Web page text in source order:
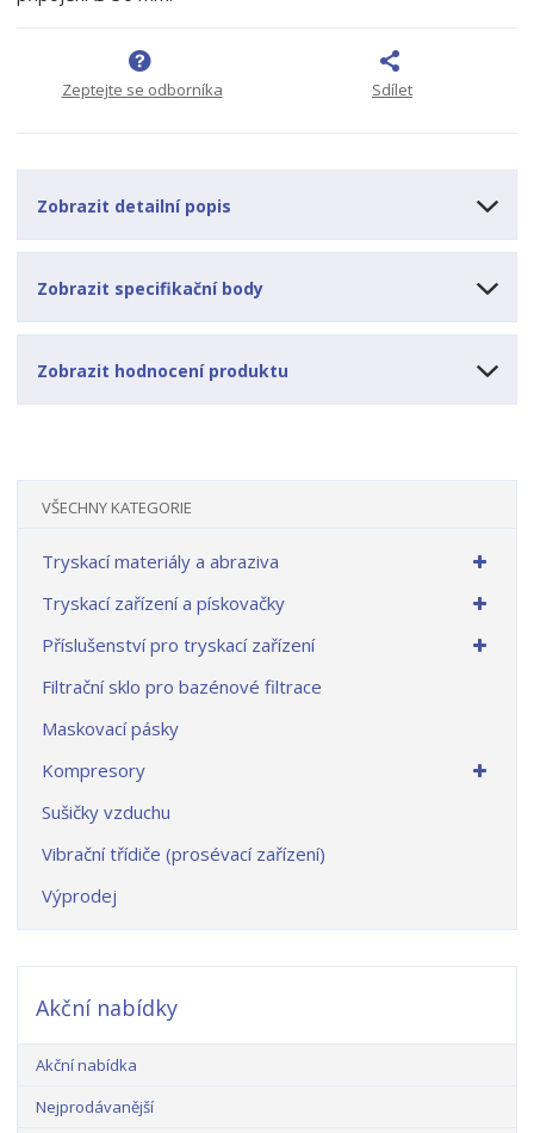
o
č
o
v
o
ž
í
Zeptejte se odborníka Sdílet
Zobrazit detailní popis
Zobrazit specifikační body
Zobrazit hodnocení produktu
VŠECHNY KATEGORIE
Tryskací materiály a abraziva
Tryskací zařízení a pískovačky
Příslušenství pro tryskací zařízení
Filtrační sklo pro bazénové filtrace
Maskovací pásky
Kompresory
Sušičky vzduchu
Vibrační třídiče (prosévací zařízení)
Výprodej
Akční nabídky
Akční nabídka
Nejprodávanější